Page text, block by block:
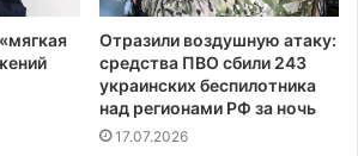
Отразили воздушную атаку:
средства ПВО сбили 243
украинских беспилотника
над регионами РФ за ночь
17.07.2026